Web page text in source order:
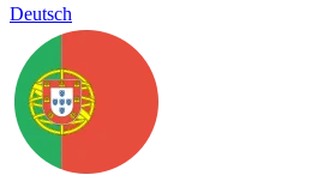
Deutsch